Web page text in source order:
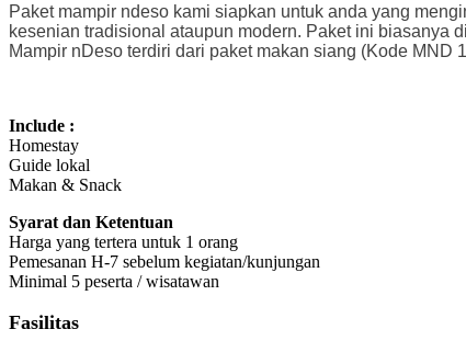
Paket mampir ndeso kami siapkan untuk anda yang
kesenian tradisional ataupun modern. Paket ini biasanya
Mampir nDeso terdiri dari paket makan siang (Kode MND
Include :
Homestay
Guide lokal
Makan & Snack
Syarat dan Ketentuan
Harga yang tertera untuk 1 orang
Pemesanan H-7 sebelum kegiatan/kunjungan
Minimal 5 peserta / wisatawan
Fasilitas